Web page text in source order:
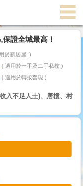
證全城最高！
於新居屋
適用於一手及二手私樓
適用於轉按套現
入不足人士)、唐樓、村